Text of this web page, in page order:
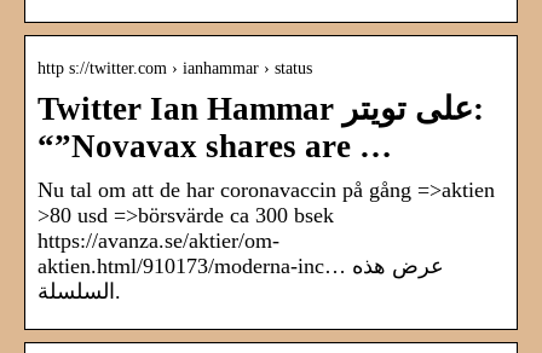
http s://twitter.com › ianhammar › status
Twitter Ian Hammar على تويتر:
“”Novavax shares are …
Nu tal om att de har coronavaccin på gång =>aktien
>80 usd =>börsvärde ca 300 bsek
https://avanza.se/aktier/om-
aktien.html/910173/moderna-inc… عرض هذه
السلسلة.